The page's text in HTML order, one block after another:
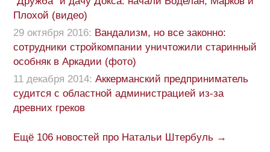
Плохой (видео)
29 октября 2016: Вандализм, но все законно:
сотрудники стройкомпании уничтожили старинный
особняк в Аркадии (фото)
11 декабря 2014: Аккерманский предприниматель
судится с областной администрацией из-за
древних греков
Ещё 106 новостей про Натальи Штербуль →